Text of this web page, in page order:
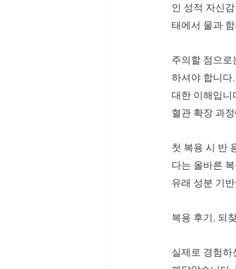
인 성적 자신
태에서 물과
주의할 점으로
하셔야 합니다
대한 이해입니
혈관 확장 과
첫 복용 시 반
다는 올바른
유래 성분 기
복용 후기, 되
실제로 경험하